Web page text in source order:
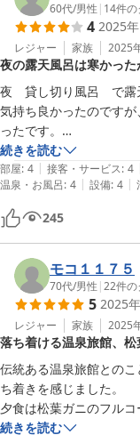
60代/男性 | 14件の
4 2025
レジャー 家族 2025
夜の露天風呂は寒かった
夜　貸し切り風呂　で露
気持ち良かったのです
ったです。
朝は檜風呂の貸し切り風
貸し切り風呂はいいです
落ち着いていてゆっくり
続きを読む
部屋: 4 | 接客・サービス: 4
温泉・お風呂: 4 | 設備: 4 |
245
モコ１１７５
70代/男性 |22件の
5 2025
レジャー 家族 2025
落ち着ける温泉旅館、
伝統ある温泉旅館との
ち着きを感じました。
夕食は松葉ガニのフル
大満足でした。
続きを読む